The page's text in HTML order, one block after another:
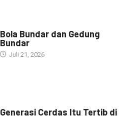
Bola Bundar dan Gedung
Bundar
Juli 21, 2026
Generasi Cerdas Itu Tertib di